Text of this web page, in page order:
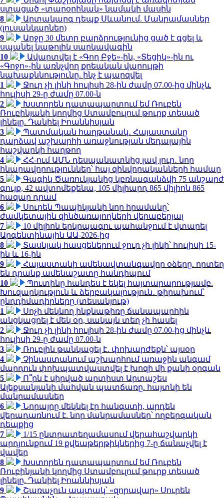
ստացած «տարօրինակ» նամակի մասին
8
Արտակարգ դեպք Սևանում. Մանրամասներ
(լուսանկարներ)
9
Արջը 30 մետր բարձրությունից ցած է գցել և
սպանել կաթոլիկ սարկավագին
10
Ավարտվել է «Գող Բջե»-ին, «Տեցիկ»-ին ու
«Գոջո»-ին առնչվող քրեական վարույթի
նախաքննությունը. ինչ է պարզվել
1
Ջուր չի լինի հուլիսի 28-ին ժամը 07.00-ից մինչև
հուլիսի 29-ը ժամը 07.00-ն
2
Խստորեն դատապարտում եմ Ռուբեն
Ռուբինյանի կողմից Ստամբուլում թուրք տեսած
լինելը. Դանիել Իոաննիսյան
3
Պատմական հաղթանակ․ Հայաստանը
դարձավ աշխարհի առաջնության մեդալային
հաշվարկի հաղթող
4
ՀՀ-ում ԱՄՆ դեսպանատնից լավ լուր․ նոր
հնարավորություններ՝ հայ զինվորականների համար
5
Գագիկ Ծառուկյանից կբռնագանձվի 75 անշարժ
գույք, 42 ավտոմեքենա, 105 միլիարդ 865 միլիոն 865
հազար դրամ
6
Սուրեն Պապիկյանի նոր հրամանը՝
ժամկետային զինծառայողների վերաբերյալ
7
10 միլիոն երկրպագու պահանջում է վտարել
Արգենտինային ԱԱ-2026-ից
8
Տասնյակ հասցեներում ջուր չի լինի՝ հուլիսի 15-
ին և 16-ին
9
Հայաստանի ամենավտանգավոր օձերը. որտեղ
են դրանք ամենաշատը հանդիպում
10
Պուտինը հանդես է եկել հայտարարությամբ.
Խուզարկություն և ձերբակալություն․ թիրախում՝
ընդդիմադիրները (տեսանյութ)
1
Սոչի մեկնող ինքնաթիռը ճանապարհին
անցկացրել է մեկ օր, սակայն տեղ չի հասել
2
Ջուր չի լինի հուլիսի 28-ին ժամը 07.00-ից մինչև
հուլիսի 29-ը ժամը 07.00-ն
3
Ռուբլին թանկացել է․ փոխարժեքն՝ այսօր
4
Չինաստանում աշխարհում առաջին անգամ
մարդուն փոխպատվաստվել է խոզի մի քանի օրգան
5
Ո՞րն է սիրված արտիստ Արտաշես
Ալեքսանյանի մահվան պատճառը. հայտնի են
մանրամասներ
6
Նորայրը մեկնել էր հանգստի, արդեն
վերադառնում է. նոր մանրամասներ՝ ողբերգական
դեպքից
7
1/15 ընտրատեղամասում վերահաշվարկի
արդյունքում 19 քվեաթերթիկներից 7-ը ճանաչվել է
վավեր
8
Խստորեն դատապարտում եմ Ռուբեն
Ռուբինյանի կողմից Ստամբուլում թուրք տեսած
լինելը. Դանիել Իոաննիսյան
9
Շառաչուն ապտակ՝ «զորավար» Սուրեն